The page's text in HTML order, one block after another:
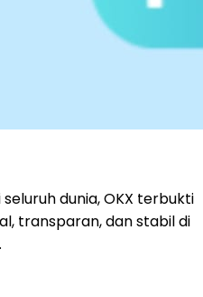
dunia, OKX terbukti
transparan, dan stabil di